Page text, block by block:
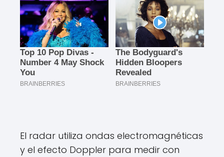
El radar utiliza ondas electromagnéticas
y el efecto Doppler para medir con